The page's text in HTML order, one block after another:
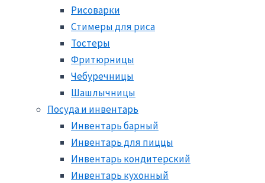
Рисоварки
Стимеры для риса
Тостеры
Фритюрницы
Чебуречницы
Шашлычницы
Посуда и инвентарь
Инвентарь барный
Инвентарь для пиццы
Инвентарь кондитерский
Инвентарь кухонный